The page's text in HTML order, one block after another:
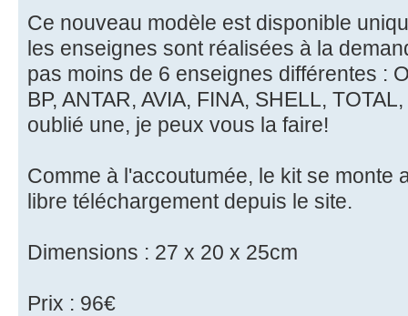
Ce nouveau modèle est disponible
les enseignes sont réalisées à la
pas moins de 6 enseignes différentes :
BP, ANTAR, AVIA, FINA, SHELL,
oublié une, je peux vous la faire!
Comme à l'accoutumée, le kit se monte
libre téléchargement depuis le site.
Dimensions : 27 x 20 x 25cm
Prix : 96€